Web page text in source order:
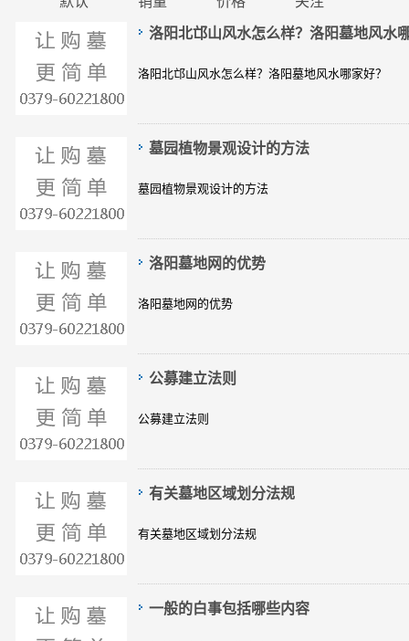
洛阳北邙山风水怎么样？洛阳墓地风水
洛阳北邙山风水怎么样？洛阳墓地风水哪家好？
墓园植物景观设计的方法
墓园植物景观设计的方法
洛阳墓地网的优势
洛阳墓地网的优势
公募建立法则
公募建立法则
有关墓地区域划分法规
有关墓地区域划分法规
一般的白事包括哪些内容